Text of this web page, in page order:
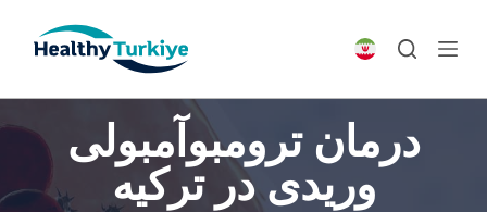
p
t
c
درمان ترومبوآمبولی
وریدی در ترکیه